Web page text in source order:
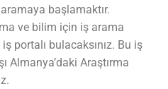
başlamaktır.
ve bilim için iş arama
portalı bulacaksınız. Bu iş
Almanya’daki Araştırma